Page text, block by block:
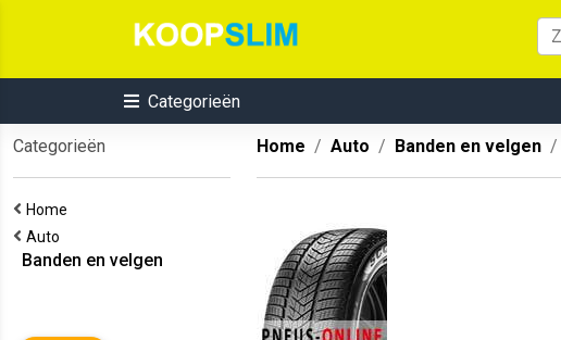
Categorieën
Categorieën
Home
Auto
Banden en velgen
Home Auto Banden en velgen